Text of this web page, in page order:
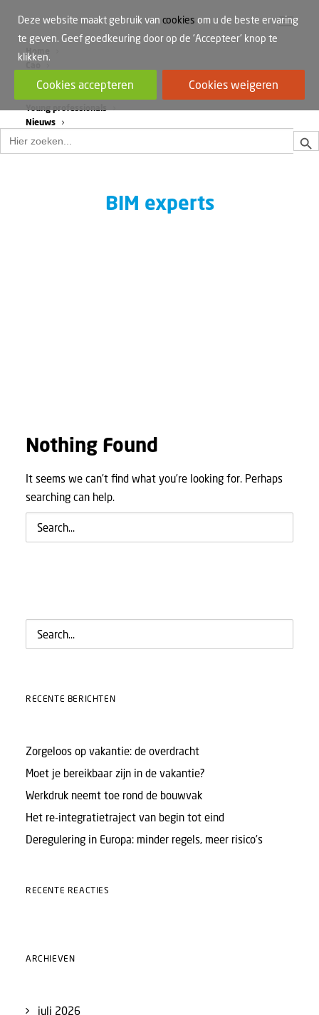
Home
Werkdruk
Vrouwen in de bouw
Young professionals
Nieuws
Zoek
naar:
BIM experts
Nothing Found
It seems we can’t find what you’re looking for. Perhaps
searching can help.
RECENTE BERICHTEN
Zorgeloos op vakantie: de overdracht
Moet je bereikbaar zijn in de vakantie?
Werkdruk neemt toe rond de bouwvak
Het re-integratietraject van begin tot eind
Deregulering in Europa: minder regels, meer risico’s
RECENTE REACTIES
ARCHIEVEN
juli 2026
Deze website maakt gebruik van cookies om u de beste ervaring
te geven. Geef goedkeuring door op de 'Accepteer' knop te
klikken.
Cookies accepteren Cookies weigeren